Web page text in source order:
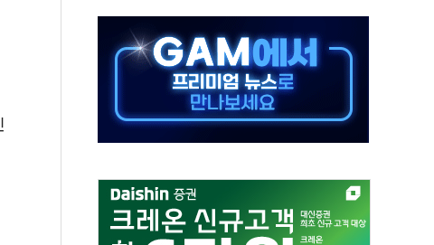
진 시간당 30mm 강한 비...호우 피해 없어